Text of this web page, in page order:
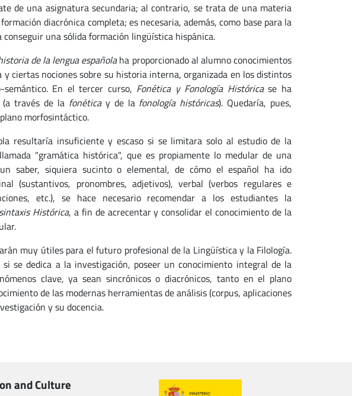
de una asignatura secundaria; al contrario, se trata de una materia
diacrónica completa; es necesaria, además, como base para la
una sólida formación lingüística hispánica.
de la lengua españolaha proporcionado al alumno conocimientos
ciertas nociones sobre su historia interna, organizada en los distintos
En el tercer curso, Fonética y Fonología Históricase ha
través de la fonética y de la fonología históricas). Quedaría, pues,
morfosintáctico.
resultaría insuficiente y escaso si se limitara solo al estudio de la
"gramática histórica", que es propiamente lo medular de una
saber, siquiera sucinto o elemental, de cómo el español ha ido
(sustantivos, pronombres, adjetivos), verbal (verbos regulares e
etc.), se hace necesario recomendar a los estudiantes la
Histórica, a fin de acrecentar y consolidar el conocimiento de la
muy útiles para el futuro profesional de la Lingüística y la Filología.
se dedica a la investigación, poseer un conocimiento integral de la
clave, ya sean sincrónicos o diacrónicos, tanto en el plano
de las modernas herramientas de análisis (corpus, aplicaciones
y su docencia.
and Culture